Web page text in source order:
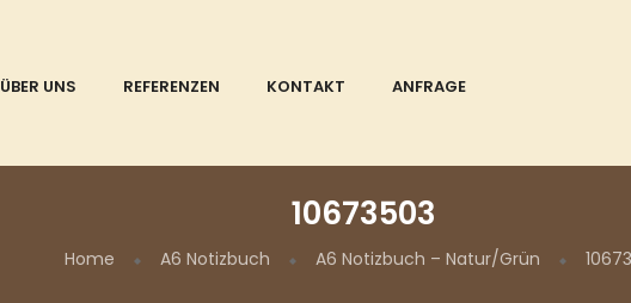
ÜBER UNS REFERENZEN KONTAKT ANFRAGE
10673503
Home A6 Notizbuch A6 Notizbuch – Natur/Grün